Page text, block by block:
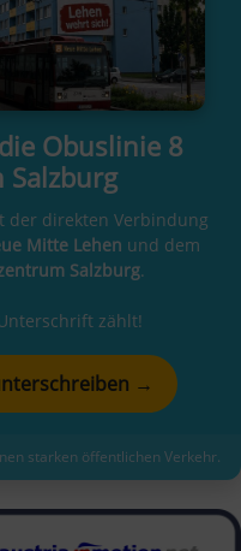
Obuslinie 8
Salzburg
der direkten Verbindung
Mitte Lehen und dem
Salzburg.
zählt!
→
starken öffentlichen Verkehr.